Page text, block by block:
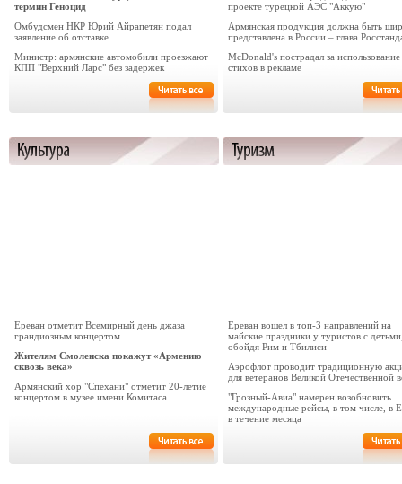
термин Геноцид
Омбудсмен НКР Юрий Айрапетян подал
заявление об отставке
Министр: армянские автомобили проезжают
КПП "Верхний Ларс" без задержек
проекте турецкой АЭС "Аккую"
Армянская продукция должна быть
представлена в России – глава
McDonald's пострадал за использование
стихов в рекламе
Ереван отметит Всемирный день джаза
грандиозным концертом
Жителям Смоленска покажут «Армению
сквозь века»
Армянский хор "Спехани" отметит 20-летие
концертом в музее имени Комитаса
Ереван вошел в топ-3 направлений на
майские праздники у туристов с
обойдя Рим и Тбилиси
Аэрофлот проводит традиционную
для ветеранов Великой Отечественной
"Грозный-Авиа" намерен возобновить
международные рейсы, в том числе, в
в течение месяца